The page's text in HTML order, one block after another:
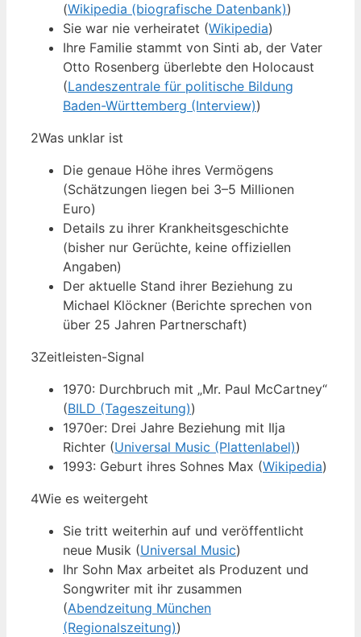
(Wikipedia (biografische Datenbank))
Sie war nie verheiratet (Wikipedia)
Ihre Familie stammt von Sinti ab, der Vater
Otto Rosenberg überlebte den Holocaust
(Landeszentrale für politische Bildung
Baden-Württemberg (Interview))
2Was unklar ist
Die genaue Höhe ihres Vermögens
(Schätzungen liegen bei 3–5 Millionen
Euro)
Details zu ihrer Krankheitsgeschichte
(bisher nur Gerüchte, keine offiziellen
Angaben)
Der aktuelle Stand ihrer Beziehung zu
Michael Klöckner (Berichte sprechen von
über 25 Jahren Partnerschaft)
3Zeitleisten-Signal
1970: Durchbruch mit „Mr. Paul McCartney“
(BILD (Tageszeitung))
1970er: Drei Jahre Beziehung mit Ilja
Richter (Universal Music (Plattenlabel))
1993: Geburt ihres Sohnes Max (Wikipedia)
4Wie es weitergeht
Sie tritt weiterhin auf und veröffentlicht
neue Musik (Universal Music)
Ihr Sohn Max arbeitet als Produzent und
Songwriter mit ihr zusammen
(Abendzeitung München
(Regionalszeitung))